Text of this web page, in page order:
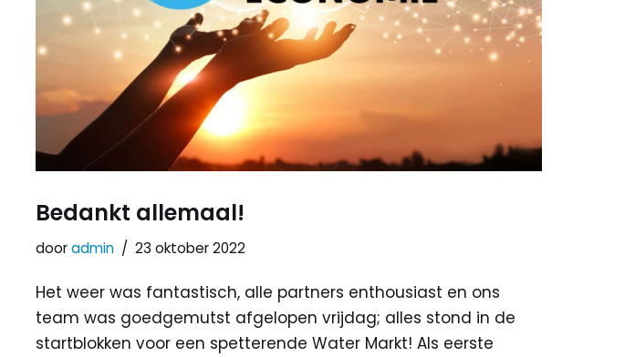
Bedankt allemaal!
dooradmin 23 oktober 2022
Het weer was fantastisch, alle partners enthousiast en ons
team was goedgemutst afgelopen vrijdag; alles stond in de
startblokken voor een spetterende Water Markt! Als eerste